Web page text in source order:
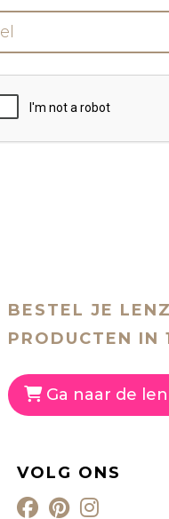
BESTEL JE
PRODUCTEN IN
Ga naar de
VOLG ONS